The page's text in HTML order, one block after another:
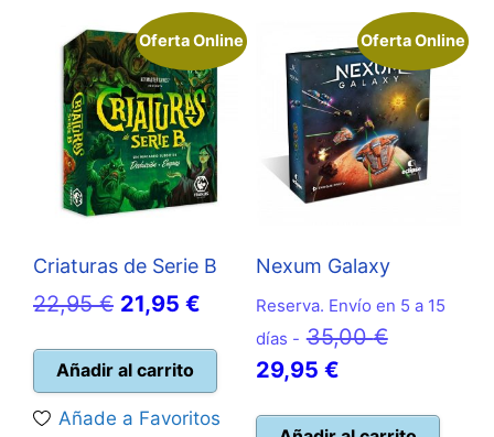
Oferta Online
Criaturas de Serie B
22,95€ El
original
era:
21,95 €
precio
actual
es:
Añadir al carrito
Añade a Favoritos
Oferta Online
Nexum Galaxy
Reserva. Envío en 5 a 15
días - 35,00€El
29,95 €El